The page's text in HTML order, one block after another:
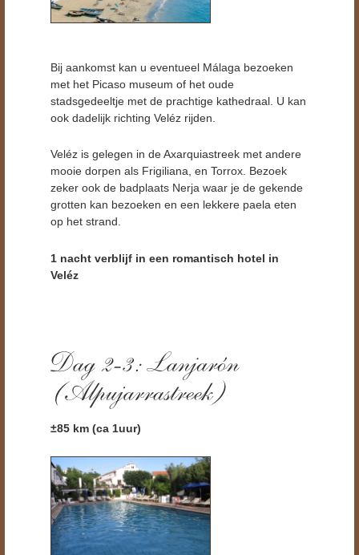
Bij aankomst kan u eventueel Málaga bezoeken
met het Picaso museum of het oude
stadsgedeeltje met de prachtige kathedraal. U kan
ook dadelijk richting Veléz rijden.
Veléz is gelegen in de Axarquiastreek met andere
mooie dorpen als Frigiliana, en Torrox. Bezoek
zeker ook de badplaats Nerja waar je de gekende
grotten kan bezoeken en een lekkere paela eten
op het strand.
1 nacht verblijf in een romantisch hotel in
Veléz
±85 km (ca 1uur)